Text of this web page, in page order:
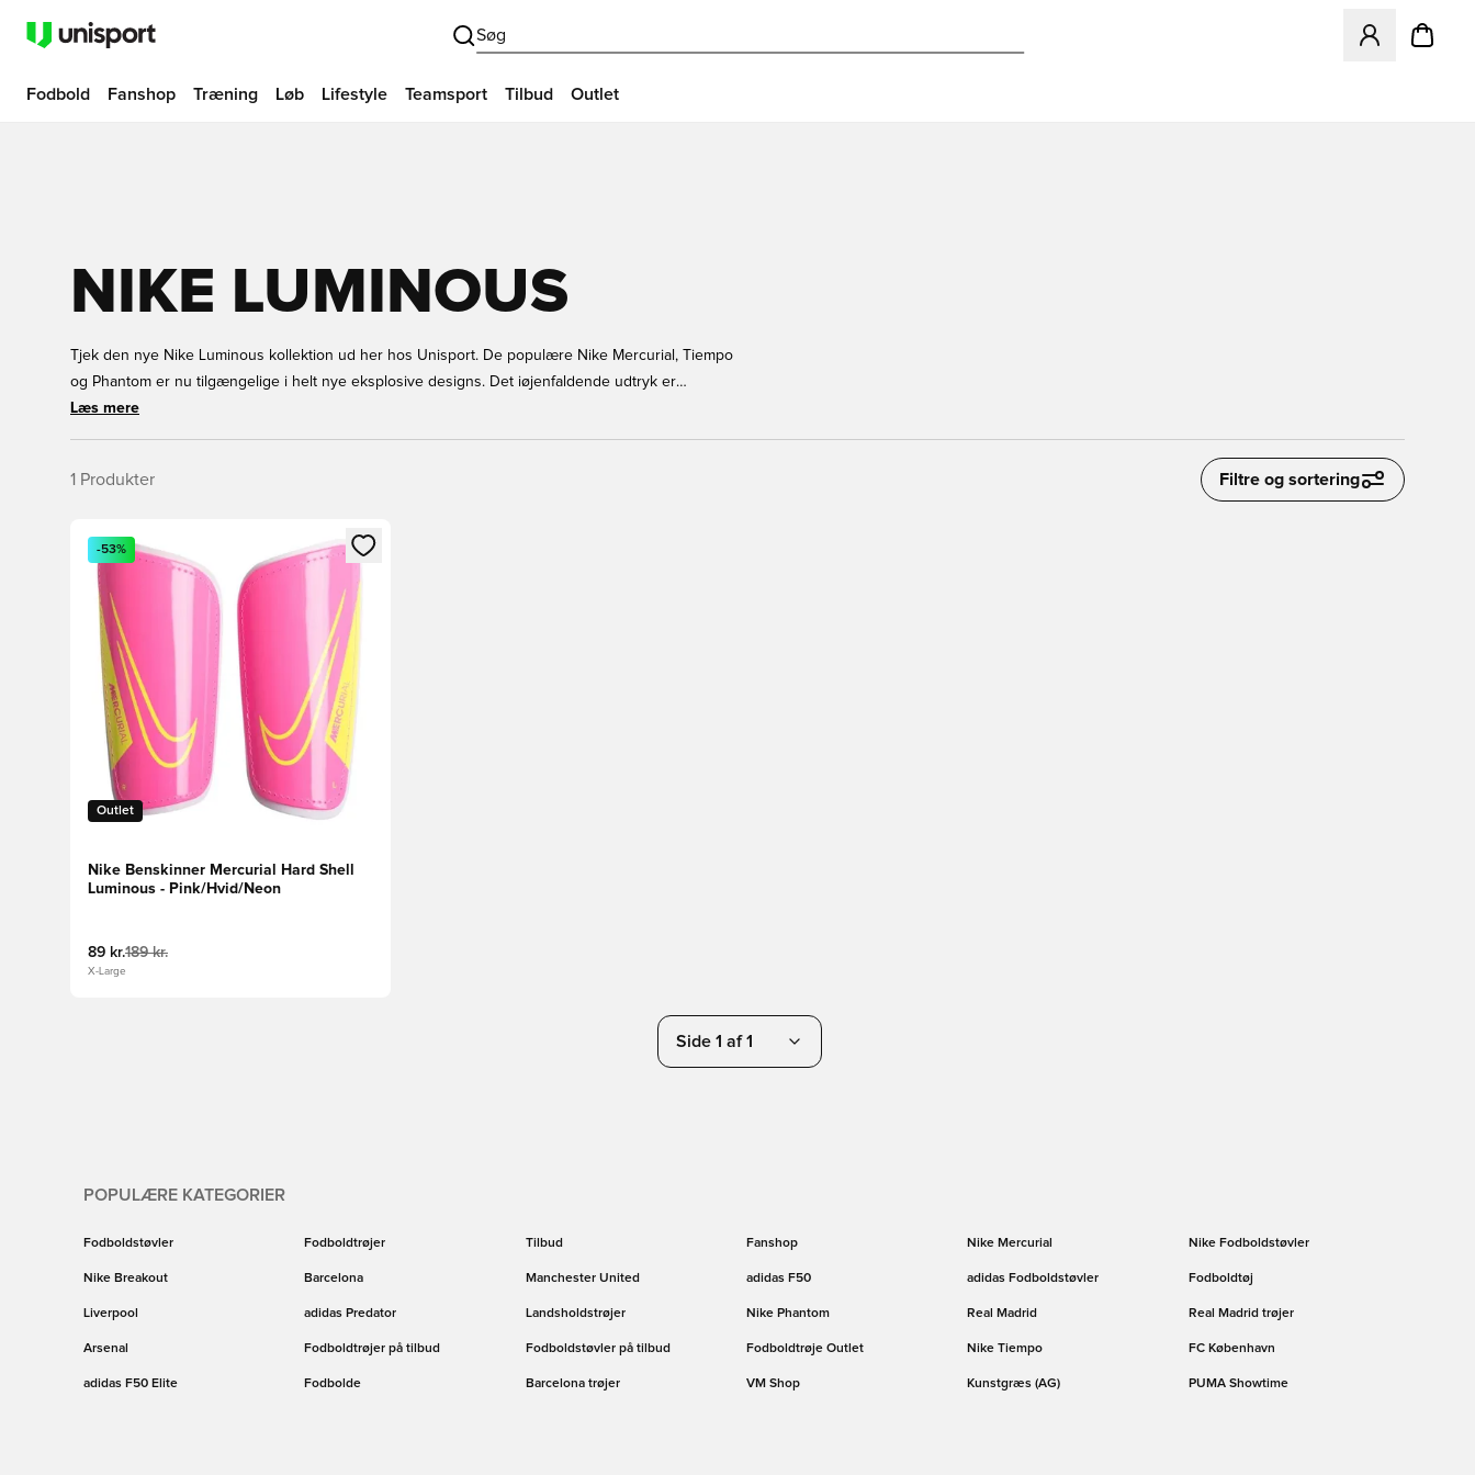
Søg
Åbner en
Fodbold Fanshop Træning Løb Lifestyle Teamsport Tilbud Outlet
NIKE LUMINOUS
Tjek den nye Nike Luminous kollektion ud her hos Unisport. De populære Nike Mercurial, Tiempo
og Phantom er nu tilgængelige i helt nye eksplosive designs. Det iøjenfaldende udtryk er
inspireret af den spænding som opstår i den sidste afgørende etape i de bedste ligaer, samtidig
Læs mere
1 Produkter Filtre og sortering
Åbner en Modal til at logge ind eller tilmelde dig som medlem
Outlet
-53%
Nike Benskinner Mercurial Hard Shell
Luminous - Pink/Hvid/Neon
89 kr.189 kr.
X-Large
Side 1 af 1
POPULÆRE KATEGORIER
Fodboldstøvler Fodboldtrøjer Tilbud Fanshop Nike Mercurial Nike Fodboldstøvler
Nike Breakout Barcelona Manchester United adidas F50 adidas Fodboldstøvler Fodboldtøj
Liverpool adidas Predator Landsholdstrøjer Nike Phantom Real Madrid Real Madrid trøjer
Arsenal Fodboldtrøjer på tilbud Fodboldstøvler på tilbud Fodboldtrøje Outlet Nike Tiempo FC København
adidas F50 Elite Fodbolde Barcelona trøjer VM Shop Kunstgræs (AG) PUMA Showtime